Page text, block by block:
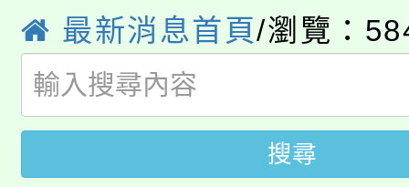
局官網。
8月14至27日，桃園電
開!
115年桃園市運動會8/
田徑場及游泳池舉行。
桃園市低收入戶享有免
視費優惠，中低收入戶
大園自造教育及科技
最新消息首頁/瀏覽：
搜尋